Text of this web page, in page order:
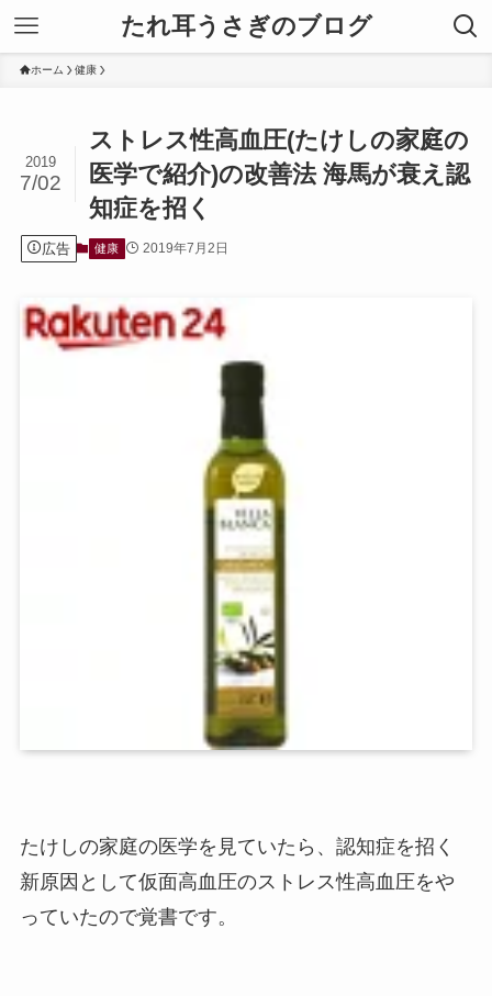
たれ耳うさぎのブログ
ホーム 健康
ストレス性高血圧(たけしの家庭の
医学で紹介)の改善法 海馬が衰え認
知症を招く
2019
7/02
広告 健康 2019年7月2日
たけしの家庭の医学を見ていたら、認知症を招く
新原因として仮面高血圧のストレス性高血圧をや
っていたので覚書です。